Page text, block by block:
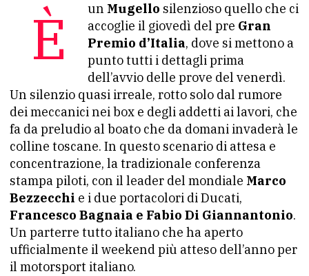
È un Mugello silenzioso quello che ci
accoglie il giovedì del pre Gran
Premio d’Italia, dove si mettono a
punto tutti i dettagli prima
dell’avvio delle prove del venerdì.
Un silenzio quasi irreale, rotto solo dal rumore
dei meccanici nei box e degli addetti ai lavori, che
fa da preludio al boato che da domani invaderà le
colline toscane. In questo scenario di attesa e
concentrazione, la tradizionale conferenza
stampa piloti, con il leader del mondiale Marco
Bezzecchi e i due portacolori di Ducati,
Francesco Bagnaia e Fabio Di Giannantonio.
Un parterre tutto italiano che ha aperto
ufficialmente il weekend più atteso dell’anno per
il motorsport italiano.